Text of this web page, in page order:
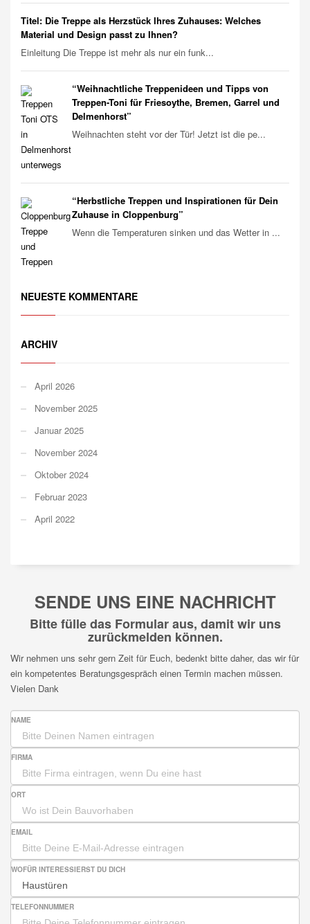
Titel: Die Treppe als Herzstück Ihres Zuhauses: Welches
Material und Design passt zu Ihnen?
Einleitung Die Treppe ist mehr als nur ein funk...
“Weihnachtliche Treppenideen und Tipps von
Treppen-Toni für Friesoythe, Bremen, Garrel und
Delmenhorst”
Weihnachten steht vor der Tür! Jetzt ist die pe...
“Herbstliche Treppen und Inspirationen für Dein
Zuhause in Cloppenburg”
Wenn die Temperaturen sinken und das Wetter in ...
NEUESTE KOMMENTARE
ARCHIV
April 2026
November 2025
Januar 2025
November 2024
Oktober 2024
Februar 2023
April 2022
SENDE UNS EINE NACHRICHT
Bitte fülle das Formular aus, damit wir uns
zurückmelden können.
Wir nehmen uns sehr gern Zeit für Euch, bedenkt bitte daher, das wir für
ein kompetentes Beratungsgespräch einen Termin machen müssen.
Vielen Dank
NAME
FIRMA
ORT
EMAIL
WOFÜR INTERESSIERST DU DICH
TELEFONNUMMER